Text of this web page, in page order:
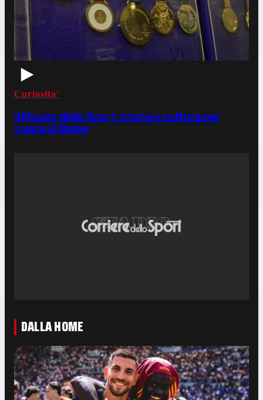
Curiosita'
Il Museo dello Sport: storia e cultura nel
cuore di Roma
DALLA HOME